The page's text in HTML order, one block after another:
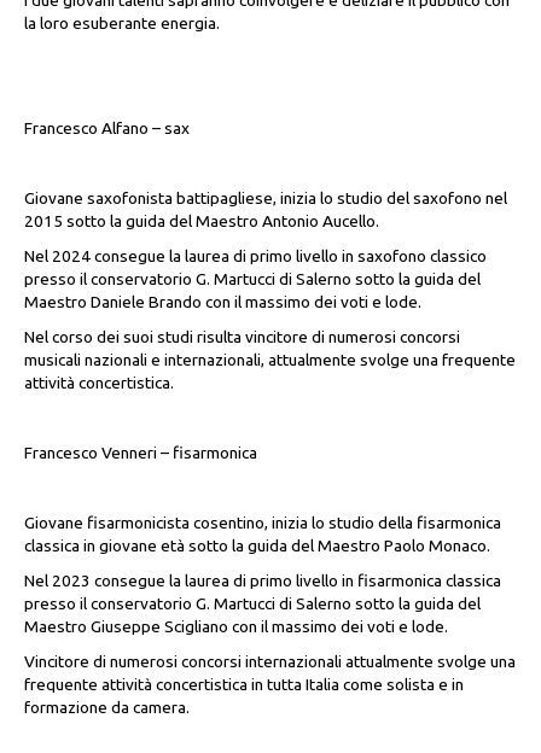
la loro esuberante energia.
Francesco Alfano – sax
Giovane saxofonista battipagliese, inizia lo studio del saxofono nel
2015 sotto la guida del Maestro Antonio Aucello.
Nel 2024 consegue la laurea di primo livello in saxofono classico
presso il conservatorio G. Martucci di Salerno sotto la guida del
Maestro Daniele Brando con il massimo dei voti e lode.
Nel corso dei suoi studi risulta vincitore di numerosi concorsi
musicali nazionali e internazionali, attualmente svolge una frequente
attività concertistica.
Francesco Venneri – fisarmonica
Giovane fisarmonicista cosentino, inizia lo studio della fisarmonica
classica in giovane età sotto la guida del Maestro Paolo Monaco.
Nel 2023 consegue la laurea di primo livello in fisarmonica classica
presso il conservatorio G. Martucci di Salerno sotto la guida del
Maestro Giuseppe Scigliano con il massimo dei voti e lode.
Vincitore di numerosi concorsi internazionali attualmente svolge una
frequente attività concertistica in tutta Italia come solista e in
formazione da camera.